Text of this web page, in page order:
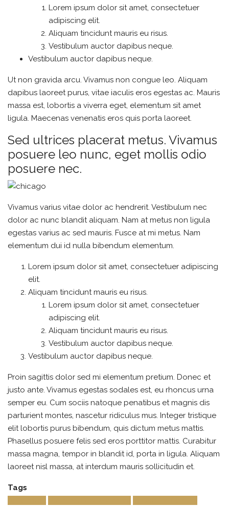
Lorem ipsum dolor sit amet, consectetuer
adipiscing elit.
Aliquam tincidunt mauris eu risus.
Vestibulum auctor dapibus neque.
Vestibulum auctor dapibus neque.
Ut non gravida arcu. Vivamus non congue leo. Aliquam
dapibus laoreet purus, vitae iaculis eros egestas ac. Mauris
massa est, lobortis a viverra eget, elementum sit amet
ligula. Maecenas venenatis eros quis porta laoreet.
Sed ultrices placerat metus. Vivamus
posuere leo nunc, eget mollis odio
posuere nec.
Vivamus varius vitae dolor ac hendrerit. Vestibulum nec
dolor ac nunc blandit aliquam. Nam at metus non ligula
egestas varius ac sed mauris. Fusce at mi metus. Nam
elementum dui id nulla bibendum elementum.
Lorem ipsum dolor sit amet, consectetuer adipiscing
elit.
Aliquam tincidunt mauris eu risus.
Lorem ipsum dolor sit amet, consectetuer
adipiscing elit.
Aliquam tincidunt mauris eu risus.
Vestibulum auctor dapibus neque.
Vestibulum auctor dapibus neque.
Proin sagittis dolor sed mi elementum pretium. Donec et
justo ante. Vivamus egestas sodales est, eu rhoncus urna
semper eu. Cum sociis natoque penatibus et magnis dis
parturient montes, nascetur ridiculus mus. Integer tristique
elit lobortis purus bibendum, quis dictum metus mattis.
Phasellus posuere felis sed eros porttitor mattis. Curabitur
massa magna, tempor in blandit id, porta in ligula. Aliquam
laoreet nisl massa, at interdum mauris sollicitudin et.
Tags